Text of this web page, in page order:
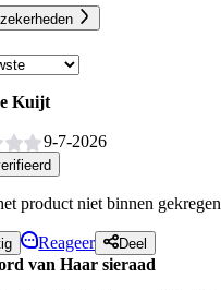
Kuijt
9-7-2026
product niet binnen gekregen
Reageer Deel
van Haar sieraad